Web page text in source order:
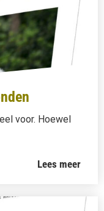
voor. Hoewel
Lees meer